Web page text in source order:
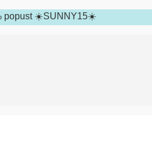
popust ☀️SUNNY15☀️